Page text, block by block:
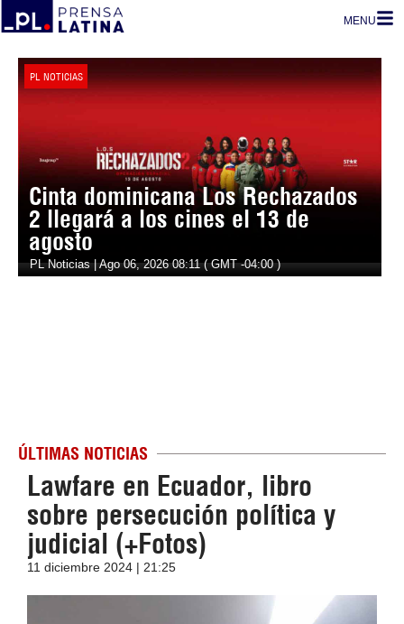
MENU
PL NOTICIAS
Cinta dominicana Los Rechazados
2 llegará a los cines el 13 de
agosto
PL Noticias | Ago 06, 2026 08:11 ( GMT -04:00 )
ÚLTIMAS NOTICIAS
Lawfare en Ecuador, libro
sobre persecución política y
judicial (+Fotos)
11 diciembre 2024 | 21:25